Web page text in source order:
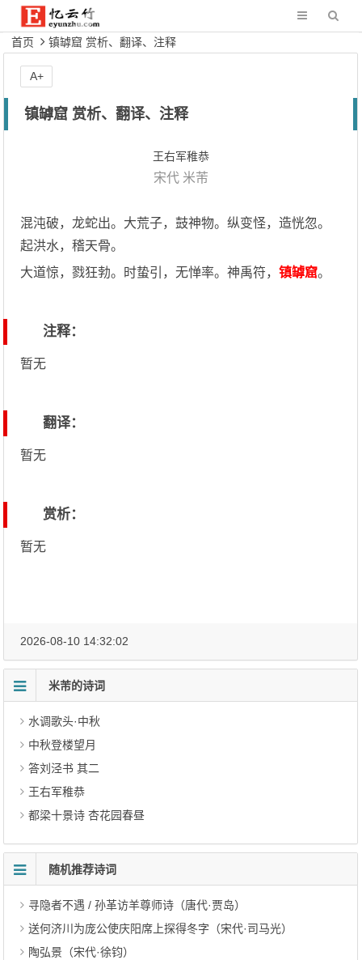
首页 镇罅窟 赏析、翻译、注释
镇罅窟 赏析、翻译、注释
王右军稚恭
宋代 米芾
混沌破，龙蛇出。大荒子，鼓神物。纵变怪，造恍忽。
起洪水，稽天骨。
大道惊，戮狂勃。时蛰引，无惮率。神禹符，镇罅窟。
注释：
暂无
翻译：
暂无
赏析：
暂无
A+
2026-08-10 14:32:02
米芾的诗词
水调歌头·中秋
中秋登楼望月
答刘泾书 其二
王右军稚恭
都梁十景诗 杏花园春昼
随机推荐诗词
寻隐者不遇 / 孙革访羊尊师诗（唐代·贾岛）
送何济川为庞公使庆阳席上探得冬字（宋代·司马光）
陶弘景（宋代·徐钧）